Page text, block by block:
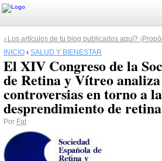
¿Los artículos de tu blog publicados aquí?
INICIO › SALUD Y BIENESTAR
El XIV Congreso de la
de Retina y Vítreo
controversias en torno a
desprendimiento de retina
Por Fat